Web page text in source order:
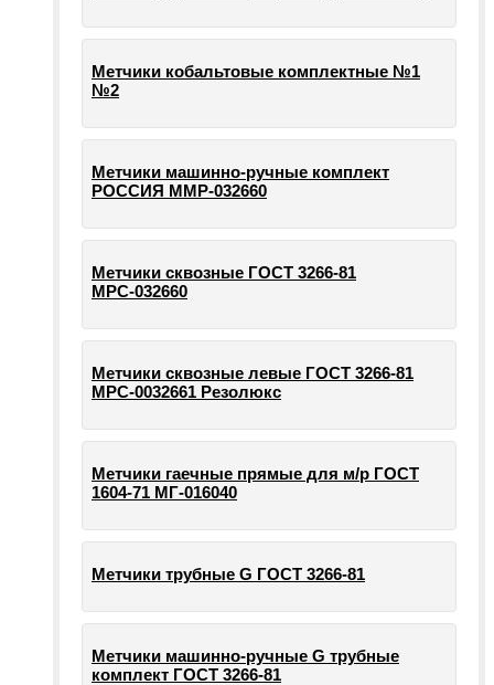
Метчики кобальтовые комплектные №1
№2
Метчики машинно-ручные комплект
РОССИЯ ММР-032660
Метчики сквозные ГОСТ 3266-81
МРС-032660
Метчики сквозные левые ГОСТ 3266-81
МРС-0032661 Резолюкс
Метчики гаечные прямые для м/р ГОСТ
1604-71 МГ-016040
Метчики трубные G ГОСТ 3266-81
Метчики машинно-ручные G трубные
комплект ГОСТ 3266-81